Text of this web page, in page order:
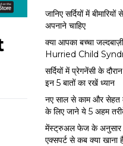
जानिए सर्दियों में
अपनाने चाहिए
क्या आपका बच्चा
Hurried Child
सर्द‍ियों में प्रेगनेंसी के
इन 5 बातों का रखें ध्यान
नए साल से काम और सेहत
के लिए जाने ये 5 अहम
मेंस्ट्रुअल फेज के अनुसार
एक्सपर्ट से कब क्या खाना